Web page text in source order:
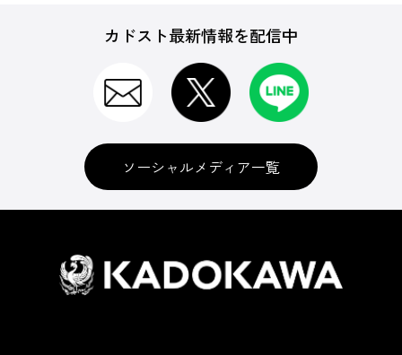
カドスト最新情報を配信中
ソーシャルメディア一覧